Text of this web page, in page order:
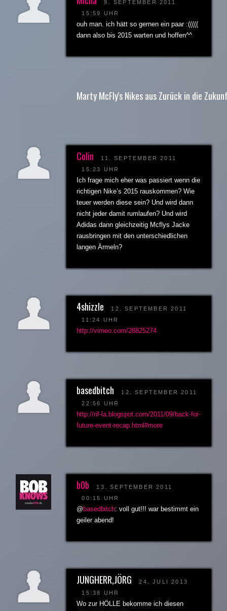
9. SEPTEMBER 2011
15:59 UHR
ouh man. ich hätt so gernen ein paar :(((((
dann also bis 2015 warten und hoffen^^
Marty McFly's Nikes aus Zurück in die
Colin
11. SEPTEMBER 2011
15:23 UHR
Ich frage mich eher was passiert wenn die
richtigen Nike’s 2015 rauskommen? Wie
teuer werden diese sein? Und wird dann
nicht jeder damit rumlaufen? Und wird
Adidas dann gleichzeitig Mcflys Jacke
rausbringen mit den unterschiedlichen
langen Ärmeln?
4shizzle
12. SEPTEMBER 2011
11:24 UHR
http://vimeo.com/28825274
basedbitch
12. SEPTEMBER 2011
22:56 UHR
http://rif-la.blogspot.com/2011/09/back-for-
future-event-recap.html#more
b0b
13. SEPTEMBER 2011
00:15 UHR
@basedbitch: voll gut!!! war bestimmt ein
geiler abend!
JUNGHERR,JÖRG
24. JULI 2013
15:38 UHR
Wo zur HÖLLE bekomme ich diesen